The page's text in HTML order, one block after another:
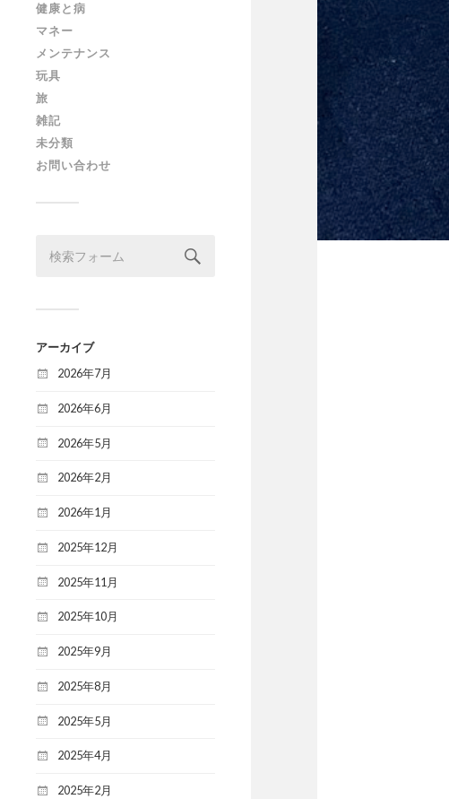
健康と病
マネー
メンテナンス
玩具
旅
雑記
未分類
お問い合わせ
アーカイブ
2026年7月
2026年6月
2026年5月
2026年2月
2026年1月
2025年12月
2025年11月
2025年10月
2025年9月
2025年8月
2025年5月
2025年4月
2025年2月